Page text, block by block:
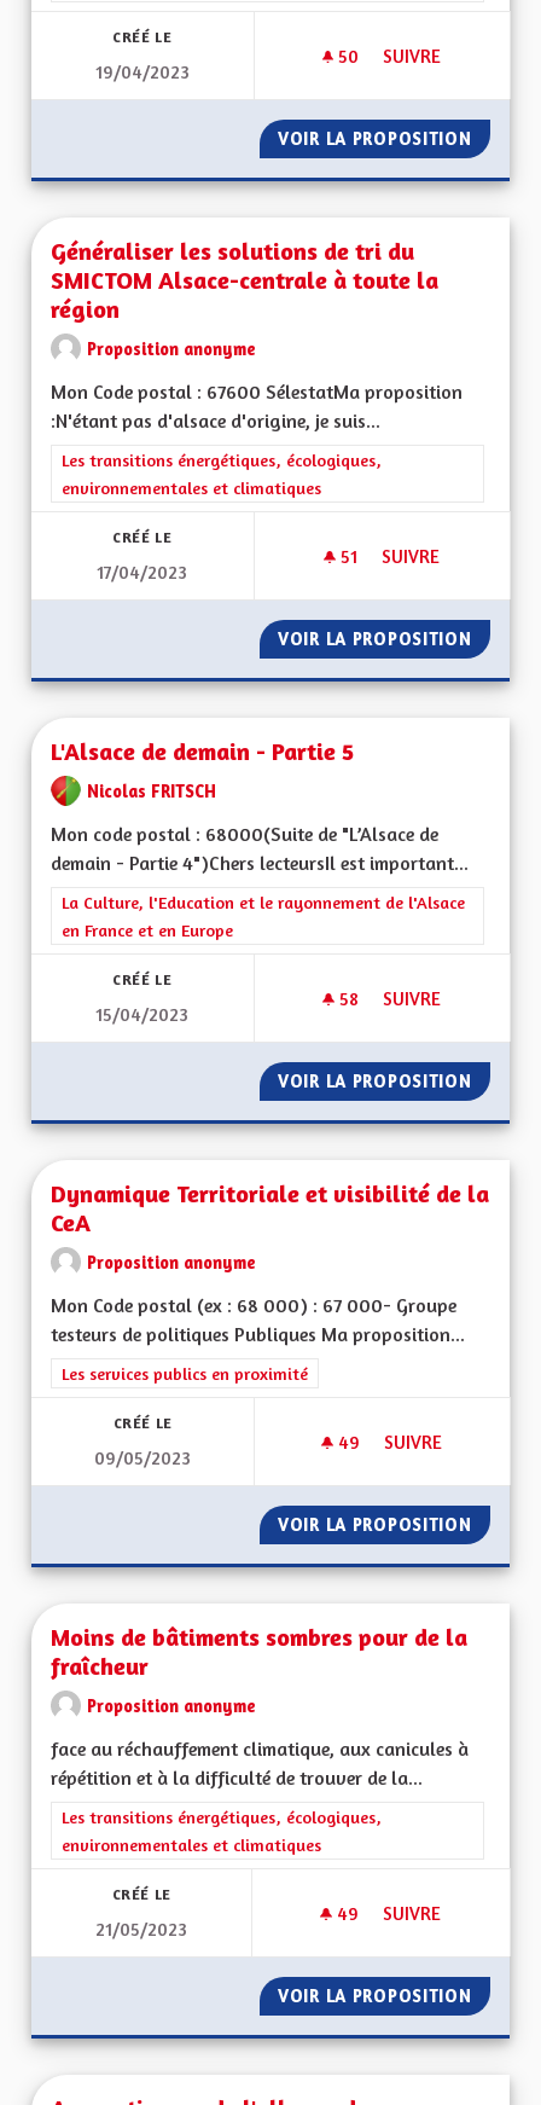
CRÉÉ LE
19/04/2023
50 50 ABONNÉS
SUIVRE
VOIR LA PROPOSITION ZONE
Généraliser les solutions de tri du
SMICTOM Alsace-centrale à toute la
région
Proposition anonyme
Mon Code postal : 67600 SélestatMa proposition
:N'étant pas d'alsace d'origine, je suis...
Filtrer les résultats de la catégorie : Les transitions
Les transitions énergétiques, écologiques,
environnementales et climatiques
CRÉÉ LE
17/04/2023
51 51 ABONNÉS
SUIVRE
VOIR LA PROPOSITION
L'Alsace de demain - Partie 5
Nicolas FRITSCH
Mon code postal : 68000(Suite de "L’Alsace de
demain - Partie 4")Chers lecteursIl est important...
Filtrer les résultats de la catégorie : La Culture, l'Education et
La Culture, l'Education et le rayonnement de l'Alsace
en France et en Europe
CRÉÉ LE
15/04/2023
58 58 ABONNÉS
SUIVRE
VOIR LA PROPOSITION
Dynamique Territoriale et visibilité de la
CeA
Proposition anonyme
Mon Code postal (ex : 68 000) : 67 000- Groupe
testeurs de politiques Publiques Ma proposition...
Filtrer les résultats de la catégorie : Les services publics en
Les services publics en proximité
CRÉÉ LE
09/05/2023
49 49 ABONNÉS
SUIVRE
VOIR LA PROPOSITION
Moins de bâtiments sombres pour de la
fraîcheur
Proposition anonyme
face au réchauffement climatique, aux canicules à
répétition et à la difficulté de trouver de la...
Filtrer les résultats de la catégorie : Les transitions
Les transitions énergétiques, écologiques,
environnementales et climatiques
CRÉÉ LE
21/05/2023
49 49 ABONNÉS
SUIVRE
VOIR LA PROPOSITION